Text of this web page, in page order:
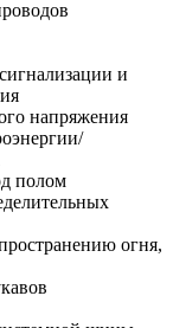
и
напряжения
полом
огня,